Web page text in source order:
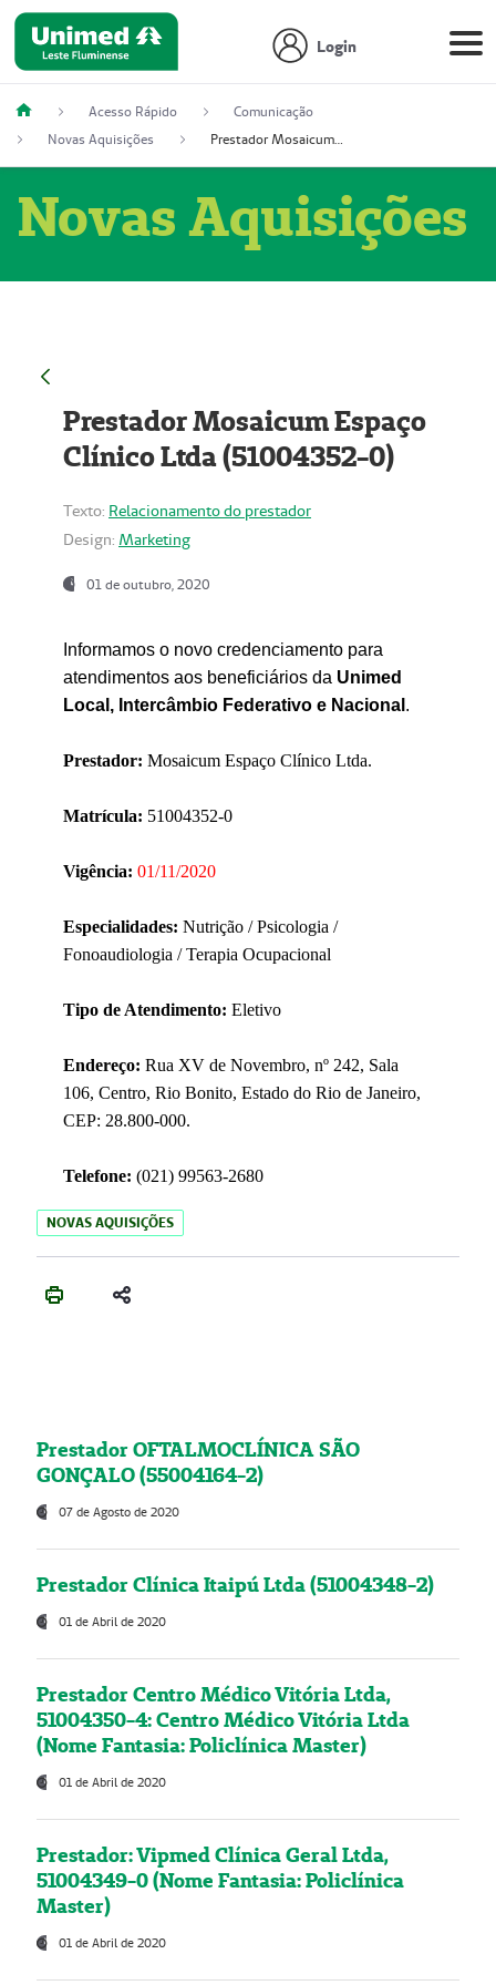
Login
Acesso Rápido
Comunicação
Novas Aquisições
Prestador Mosaicum Espaço Clínico Ltda (51004352-0)
Novas Aquisições
Prestador Mosaicum Espaço
Clínico Ltda (51004352-0)
Texto: Relacionamento do prestador
Design: Marketing
01 de outubro, 2020
Informamos o novo credenciamento para
atendimentos aos beneficiários da Unimed
Local, Intercâmbio Federativo e Nacional .
Prestador: Mosaicum Espaço Clínico Ltda.
Matrícula: 51004352-0
Vigência: 01/11/2020
Especialidades: Nutrição / Psicologia /
Fonoaudiologia / Terapia Ocupacional
Tipo de Atendimento: Eletivo
Endereço: Rua XV de Novembro, nº 242, Sala
106, Centro, Rio Bonito, Estado do Rio de Janeiro,
CEP: 28.800-000.
Telefone: (021) 99563-2680
NOVAS AQUISIÇÕES
Prestador OFTALMOCLÍNICA SÃO
GONÇALO (55004164-2)
07 de Agosto de 2020
Prestador Clínica Itaipú Ltda (51004348-2)
01 de Abril de 2020
Prestador Centro Médico Vitória Ltda,
51004350-4: Centro Médico Vitória Ltda
(Nome Fantasia: Policlínica Master)
01 de Abril de 2020
Prestador: Vipmed Clínica Geral Ltda,
51004349-0 (Nome Fantasia: Policlínica
Master)
01 de Abril de 2020